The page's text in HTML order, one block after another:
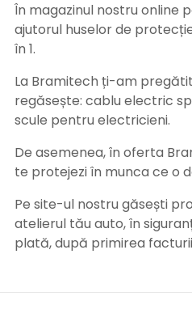
În magazinul nostru online
ajutorul huselor de
în 1.
La Bramitech ți-am
regăsește: cablu electric
scule pentru electricieni.
De asemenea, în oferta
te protejezi în munca ce o
Pe site-ul nostru găsești
atelierul tău auto, în
plată, după primirea